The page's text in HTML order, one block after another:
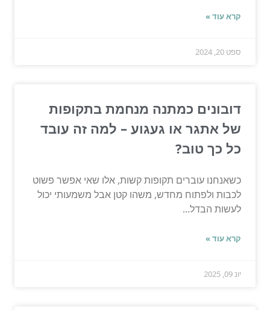
קרא עוד »
ספט 20, 2024
דובונים כמתנה מנחמת בתקופות
של אתגר או געגוע – למה זה עובד
כל כך טוב?
כשאנחנו עוברים תקופות קשות, אלו שאי אפשר פשוט
לכבות ולפתוח מחדש, משהו קטן אבל משמעותי יכול
לעשות הבדל...
קרא עוד »
יונ 09, 2025